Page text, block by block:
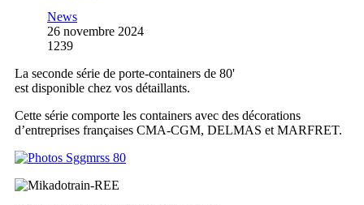
News
26 novembre 2024
1239
La seconde série de porte-containers de 80'
est disponible chez vos détaillants.
Cette série comporte les containers avec des décorations
d’entreprises françaises CMA-CGM, DELMAS et MARFRET.